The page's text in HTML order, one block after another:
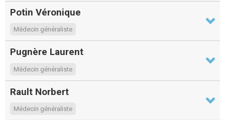
Potin Véronique
Médecin généraliste
Pugnère Laurent
Médecin généraliste
Rault Norbert
Médecin généraliste